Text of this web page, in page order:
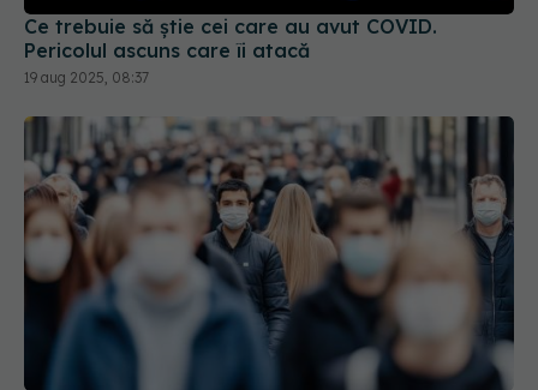
Ce trebuie să știe cei care au avut COVID.
Pericolul ascuns care îi atacă
19 aug 2025, 08:37